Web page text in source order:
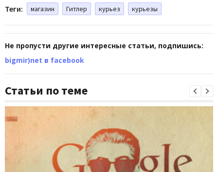
Теги: магазин Гитлер курьез курьезы
Не пропусти другие интересные статьи, подпишись:
bigmir)net в facebook
Статьи по теме